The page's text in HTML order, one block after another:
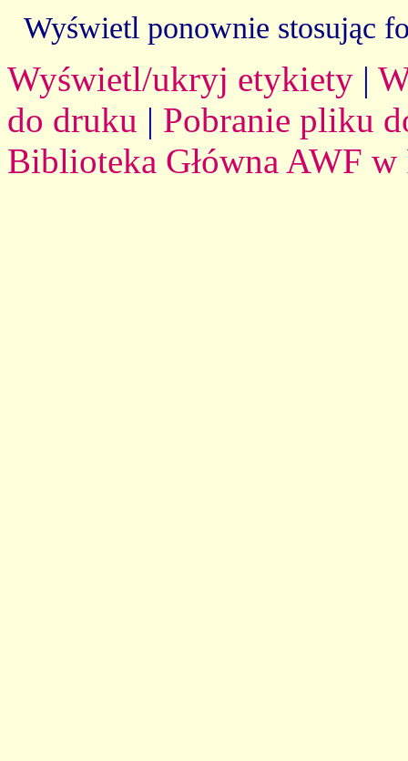
Wyświetl ponownie stosując
Wyświetl/ukryj etykiety |
do druku | Pobranie pliku
Biblioteka Główna AWF w